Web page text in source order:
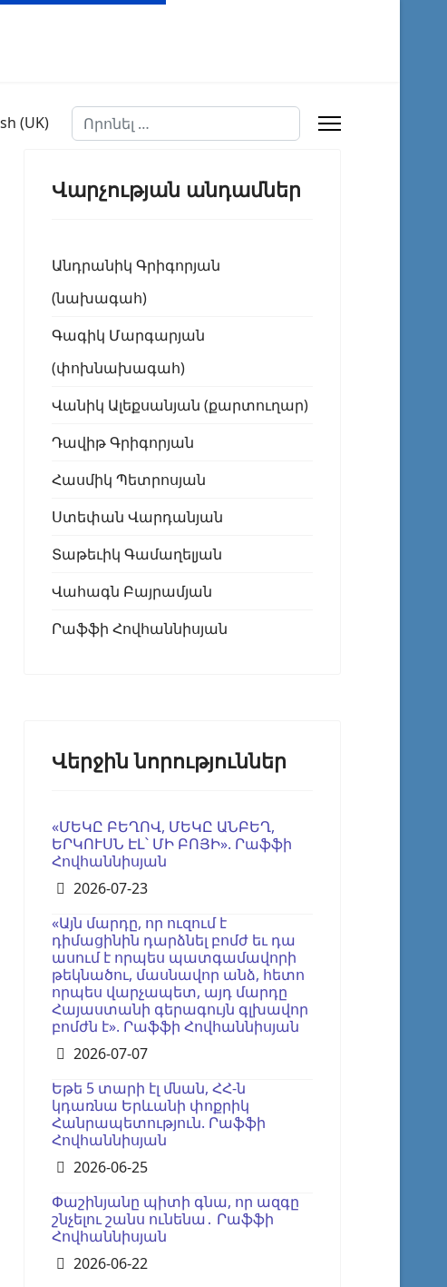
Որոնել
Վարչության անդամներ
Անդրանիկ Գրիգորյան
(նախագահ)
Գագիկ Մարգարյան
(փոխնախագահ)
Վանիկ Ալեքսանյան (քարտուղար)
Դավիթ Գրիգորյան
Հասմիկ Պետրոսյան
Ստեփան Վարդանյան
Տաթեւիկ Գամաղելյան
Վահագն Բայրամյան
Րաֆֆի Հովհաննիսյան
Վերջին նորություններ
«ՄԵԿԸ ԲԵՂՈՎ, ՄԵԿԸ ԱՆԲԵՂ,
ԵՐԿՈՒՍՆ ԷԼ՝ ՄԻ ԲՈՅԻ». Րաֆֆի
Հովհաննիսյան
Details
2026-07-23
«Այն մարդը, որ ուզում է
դիմացինին դարձնել բոմժ եւ դա
ասում է որպես պատգամավորի
թեկնածու, մասնավոր անձ, հետո
որպես վարչապետ, այդ մարդը
Հայաստանի գերագույն գլխավոր
բոմժն է». Րաֆֆի Հովհաննիսյան
Details
2026-07-07
Եթե 5 տարի էլ մնան, ՀՀ-ն
կդառնա Երևանի փոքրիկ
Հանրապետություն. Րաֆֆի
Հովհաննիսյան
Details
2026-06-25
Փաշինյանը պիտի գնա, որ ազգը
շնչելու շանս ունենա․ Րաֆֆի
Հովհաննիսյան
Details
2026-06-22